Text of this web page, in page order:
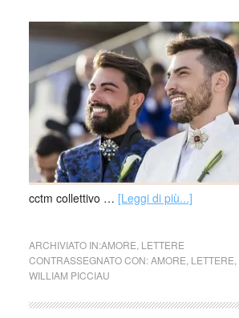
cctm collettivo … [Leggi di più...]
ARCHIVIATO IN:AMORE LETTERE
CONTRASSEGNATO CON:AMORE LETTERE
WILLIAM PICCIAU